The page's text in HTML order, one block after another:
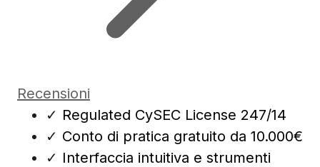
Recensioni
✓ Regulated CySEC License 247/14
✓ Conto di pratica gratuito da 10.000€
✓ Interfaccia intuitiva e strumenti